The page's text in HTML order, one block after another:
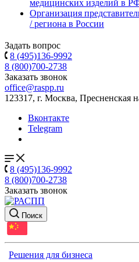
медицинских изделий в
Организация
/ региона в России
Задать вопрос
8 (495)136-9992
8 (800)700-2738
Заказать звонок
office@raspp.ru
123317, г. Москва,
Вконтакте
Telegram
8 (495)136-9992
8 (800)700-2738
Заказать звонок
Поиск
Решения для бизнеса